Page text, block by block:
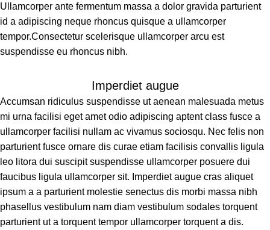
Ullamcorper ante fermentum massa a dolor gravida parturient
id a adipiscing neque rhoncus quisque a ullamcorper
tempor.Consectetur scelerisque ullamcorper arcu est
suspendisse eu rhoncus nibh.
Imperdiet augue
Accumsan ridiculus suspendisse ut aenean malesuada metus
mi urna facilisi eget amet odio adipiscing aptent class fusce a
ullamcorper facilisi nullam ac vivamus sociosqu. Nec felis non
parturient fusce ornare dis curae etiam facilisis convallis ligula
leo litora dui suscipit suspendisse ullamcorper posuere dui
faucibus ligula ullamcorper sit. Imperdiet augue cras aliquet
ipsum a a parturient molestie senectus dis morbi massa nibh
phasellus vestibulum nam diam vestibulum sodales torquent
parturient ut a torquent tempor ullamcorper torquent a dis.